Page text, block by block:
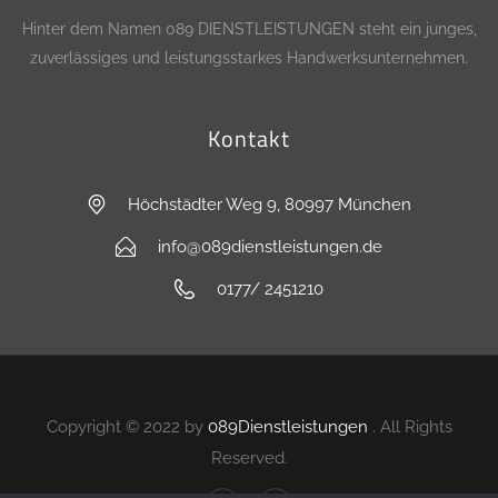
Hinter dem Namen 089 DIENSTLEISTUNGEN steht ein junges,
zuverlässiges und leistungsstarkes Handwerksunternehmen.
Kontakt
Höchstädter Weg 9, 80997 München
info@089dienstleistungen.de
0177/ 2451210
Copyright © 2022 by 089Dienstleistungen . All Rights
Reserved.